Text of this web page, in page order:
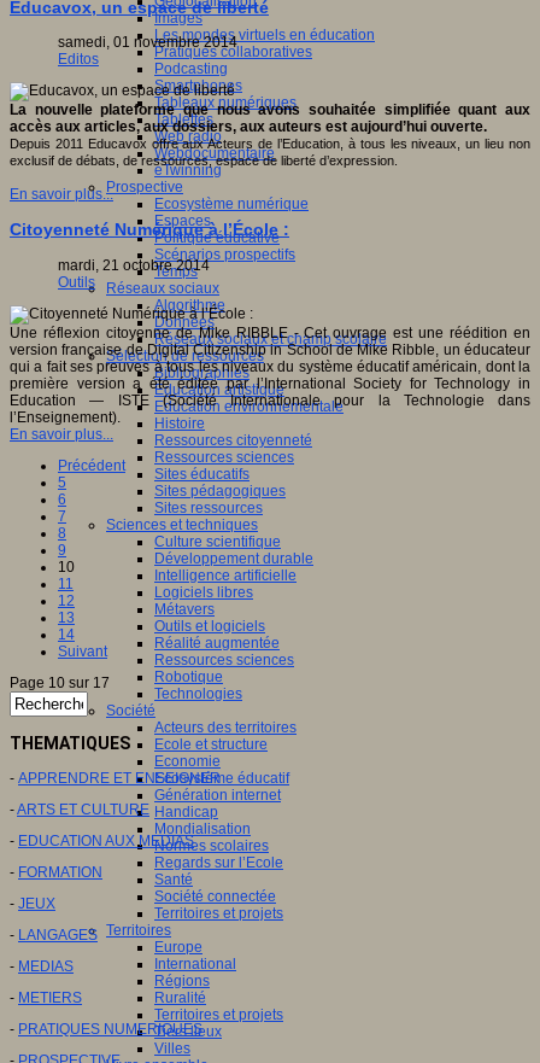
Images
Les mondes virtuels en éducation
Pratiques collaboratives
Podcasting
Smartphones
Tableaux numériques
Tablettes
Web radio
Webdocumentaire
eTwinning
Prospective
Ecosystème numérique
Espaces
Politique éducative
Scénarios prospectifs
Temps
Réseaux sociaux
Algorithme
Données
Réseaux sociaux et champ scolaire
Sélection de ressources
Bibliographies
Education artistique
Education environnementale
Histoire
Ressources citoyenneté
Ressources sciences
Sites éducatifs
Sites pédagogiques
Sites ressources
Sciences et techniques
Culture scientifique
Développement durable
Intelligence artificielle
Logiciels libres
Métavers
Outils et logiciels
Réalité augmentée
Ressources sciences
Robotique
Technologies
Société
Acteurs des territoires
Ecole et structure
Economie
Ecosystème éducatif
Génération internet
Handicap
Mondialisation
Normes scolaires
Regards sur l’Ecole
Santé
Société connectée
Territoires et projets
Territoires
Europe
International
Régions
Ruralité
Territoires et projets
Tiers lieux
Villes
Educavox, un espace de liberté
samedi, 01 novembre 2014
Editos
La nouvelle plateforme que nous avons souhaitée simplifiée quant aux
accès aux articles, aux dossiers, aux auteurs est aujourd’hui ouverte.
Depuis 2011 Educavox offre aux Acteurs de l’Education, à tous les niveaux, un lieu non
exclusif de débats, de ressources, espace de liberté d’expression.
En savoir plus...
Citoyenneté Numérique à l’École :
mardi, 21 octobre 2014
Outils
Une réflexion citoyenne de Mike RIBBLE - Cet ouvrage est une réédition en
version française de Digital Citizenship in School de Mike Ribble, un éducateur
qui a fait ses preuves à tous les niveaux du système éducatif américain, dont la
première version a été éditée par l’International Society for Technology in
Education — ISTE (Société Internationale pour la Technologie dans
l’Enseignement).
En savoir plus...
Précédent
5
6
7
8
9
10
11
12
13
14
Suivant
Page 10 sur 17
THEMATIQUES
- APPRENDRE ET ENSEIGNER
-ARTS ET CULTURE
- EDUCATION AUX MEDIAS
- FORMATION
- JEUX
- LANGAGES
- MEDIAS
- METIERS
- PRATIQUES NUMERIQUES